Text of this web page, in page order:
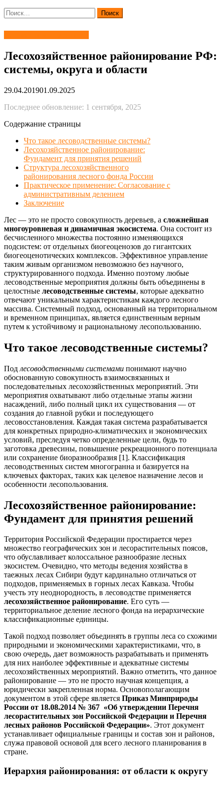
Найти:
Лесохозяйственное районирование РФ:
системы, округа и области
29.04.201901.09.2025
Последнее обновление: 1 сентября, 2025
Содержание страницы
Что такое лесоводственные системы?
Лесохозяйственное районирование:
Фундамент для принятия решений
Структура лесохозяйственного
районирования лесного фонда России
Практическое применение: Согласование с
административным делением
Заключение
Лес — это не просто совокупность деревьев, а сложнейшая
многоуровневая и динамичная экосистема. Она состоит из
бесчисленного множества постоянно изменяющихся
подсистем: от отдельных биогеоценозов до гигантских
биогеоценотических комплексов. Эффективное управление
таким живым организмом невозможно без научного,
структурированного подхода. Именно поэтому любые
лесоводственные мероприятия должны быть объединены в
целостные лесоводственные системы, которые адекватно
отвечают уникальным характеристикам каждого лесного
массива. Системный подход, основанный на территориальном
и временном принципах, является единственным верным
путем к устойчивому и рациональному лесопользованию.
Что такое лесоводственные системы?
Под лесоводственными системами понимают научно
обоснованную совокупность взаимосвязанных и
последовательных лесохозяйственных мероприятий. Эти
мероприятия охватывают либо отдельные этапы жизни
насаждений, либо полный цикл их существования — от
создания до главной рубки и последующего
лесовосстановления. Каждая такая система разрабатывается
для конкретных природно-климатических и экономических
условий, преследуя четко определенные цели, будь то
заготовка древесины, повышение рекреационного потенциала
или сохранение биоразнообразия [1]. Классификация
лесоводственных систем многогранна и базируется на
ключевых факторах, таких как целевое назначение лесов и
особенности лесопользования.
Лесохозяйственное районирование:
Фундамент для принятия решений
Территория Российской Федерации простирается через
множество географических зон и лесорастительных поясов,
что обуславливает колоссальное разнообразие лесных
экосистем. Очевидно, что методы ведения хозяйства в
таежных лесах Сибири будут кардинально отличаться от
подходов, применяемых в горных лесах Кавказа. Чтобы
учесть эту неоднородность, в лесоводстве применяется
лесохозяйственное районирование. Его суть —
территориальное деление лесного фонда на иерархические
классификационные единицы.
Такой подход позволяет объединять в группы леса со схожими
природными и экономическими характеристиками, что, в
свою очередь, дает возможность разрабатывать и применять
для них наиболее эффективные и адекватные системы
лесохозяйственных мероприятий. Важно отметить, что данное
районирование — это не просто научная концепция, а
юридически закрепленная норма. Основополагающим
документом в этой сфере является Приказ Минприроды
России от 18.08.2014 № 367 «Об утверждении Перечня
лесорастительных зон Российской Федерации и Перечня
лесных районов Российской Федерации». Этот документ
устанавливает официальные границы и состав зон и районов,
служа правовой основой для всего лесного планирования в
стране.
Иерархия районирования: от области к округу